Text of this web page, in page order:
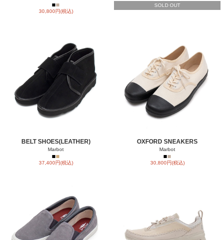
■■
30,800円(税込)
SOLD OUT
BELT SHOES(LEATHER)
Marbot
■■
37,400円(税込)
OXFORD SNEAKERS
Marbot
■■
30,800円(税込)